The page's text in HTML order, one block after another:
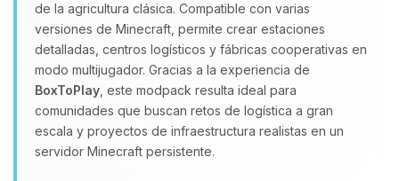
de la agricultura clásica. Compatible con varias
versiones de Minecraft, permite crear estaciones
detalladas, centros logísticos y fábricas cooperativas en
modo multijugador. Gracias a la experiencia de
BoxToPlay , este modpack resulta ideal para
comunidades que buscan retos de logística a gran
escala y proyectos de infraestructura realistas en un
servidor Minecraft persistente.